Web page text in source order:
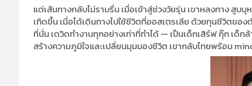
แต่เส้นทางกลับไม่ราบรื่น เมื่อเข้าสู่ช่วงวัยรุ่น เขาหลงทาง สู
เกิดขึ้น เมื่อได้เดินทางไปใช้ชีวิตที่ออสเตรเลีย ด้วยทุนชีวิตของ
ที่นั่น เดวิดทำงานทุกอย่างเท่าที่ทำได้ — เป็นเด็กเสิร์ฟ กุ๊ก เด็
สร้างความภูมิใจและเปลี่ยนมุมมองชีวิต เขากลับไทยพร้อม